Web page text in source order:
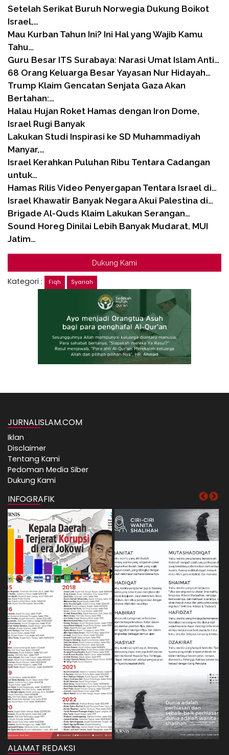
Setelah Serikat Buruh Norwegia Dukung Boikot
Israel,…
Mau Kurban Tahun Ini? Ini Hal yang Wajib Kamu
Tahu…
Guru Besar ITS Surabaya: Narasi Umat Islam Anti…
68 Orang Keluarga Besar Yayasan Nur Hidayah…
Trump Klaim Gencatan Senjata Gaza Akan
Bertahan:…
Halau Hujan Roket Hamas dengan Iron Dome,
Israel Rugi Banyak
Lakukan Studi Inspirasi ke SD Muhammadiyah
Manyar,…
Israel Kerahkan Puluhan Ribu Tentara Cadangan
untuk…
Hamas Rilis Video Penyergapan Tentara Israel di…
Israel Khawatir Banyak Negara Akui Palestina di…
Brigade Al-Quds Klaim Lakukan Serangan…
Sound Horeg Dinilai Lebih Banyak Mudarat, MUI
Jatim…
Dukung Kami
Kategori : Fiqh Syariah
JURNALISLAM.COM
Iklan
Disclaimer
Tentang Kami
Pedoman Media Siber
Dukung Kami
INFOGRAFIK
ALAMAT REDAKSI